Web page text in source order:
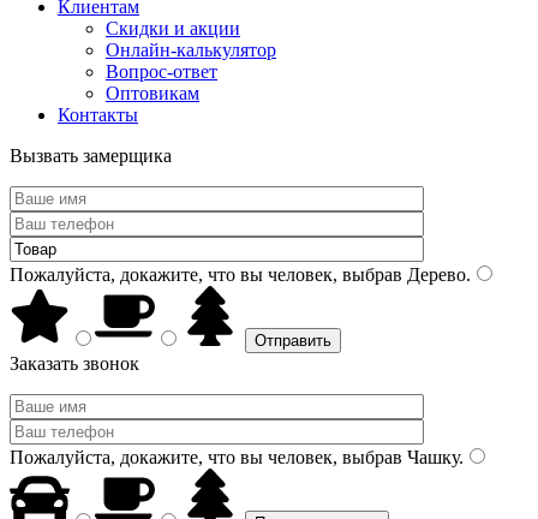
Клиентам
Скидки и акции
Онлайн-калькулятор
Вопрос-ответ
Оптовикам
Контакты
Вызвать замерщика
Пожалуйста, докажите, что вы человек, выбрав Дерево.
Заказать звонок
Пожалуйста, докажите, что вы человек, выбрав Чашку.